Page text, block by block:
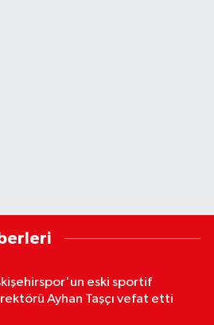
eski sportif
Ayhan Taşçı vefat etti